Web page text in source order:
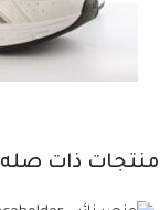
منتجات ذات صله